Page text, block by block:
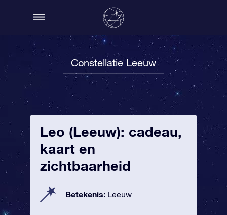
Constellatie Leeuw
Leo (Leeuw): cadeau,
kaart en
zichtbaarheid
Betekenis: Leeuw